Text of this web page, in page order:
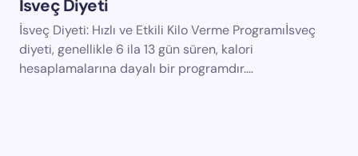
İsveç Diyeti
İsveç Diyeti: Hızlı ve Etkili Kilo Verme Programıİsveç
diyeti, genellikle 6 ila 13 gün süren, kalori
hesaplamalarına dayalı bir programdır.…